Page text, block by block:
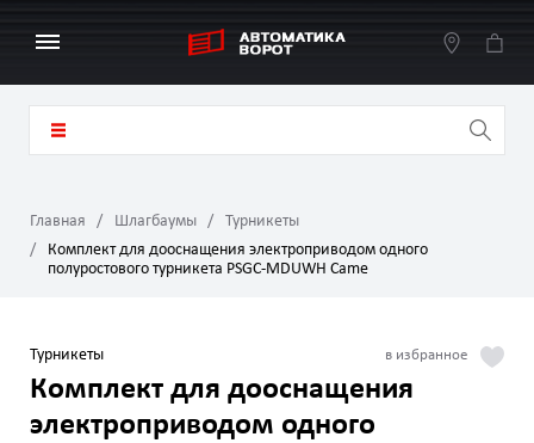
Главная Шлагбаумы
Турникеты
Комплект для дооснащения электроприводом одного
полуростового турникета PSGC-MDUWH Came
Турникеты
Комплект для дооснащения
электроприводом одного